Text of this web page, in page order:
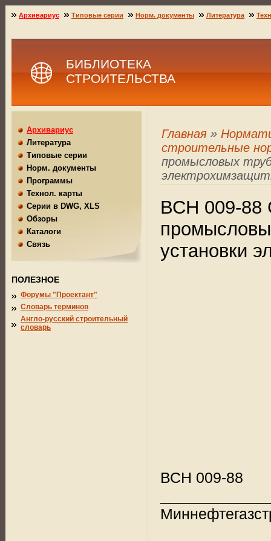
БИБЛИОТЕКА
СТРОИТЕЛЬСТВА
Главная »
строительные
промысловых
ВСН 009-88
установки
ВСН 009-88
Архивариус Типовые серии Норм. документы Литература
Архивариус
Литература
Типовые серии
Норм. документы
Программы
Технол. карты
Серии в DWG, XLS
Обзоры
Каталоги
Связь
ПОЛЕЗНОЕ
Форумы "Проектант"
Словарь терминов
Англо-русский строительный
словарь